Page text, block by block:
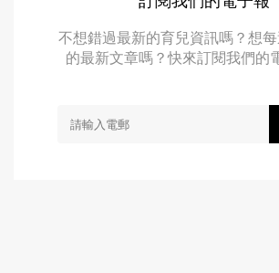
不想錯過最新的育兒資訊嗎？想
的最新文章嗎？快來訂閱我們的